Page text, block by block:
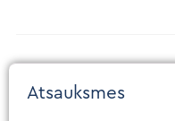
Atsauksmes